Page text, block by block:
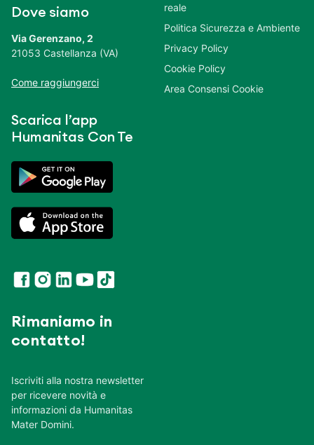
Dove siamo
Via Gerenzano, 2
21053 Castellanza (VA)
Come raggiungerci
Scarica l’app
Humanitas Con Te
Rimaniamo in
contatto!
Iscriviti alla nostra newsletter
per ricevere novità e
informazioni da Humanitas
Mater Domini.
reale
Politica Sicurezza e Ambiente
Privacy Policy
Cookie Policy
Area Consensi Cookie